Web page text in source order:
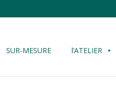
SUR-MESURE l’ATELIER